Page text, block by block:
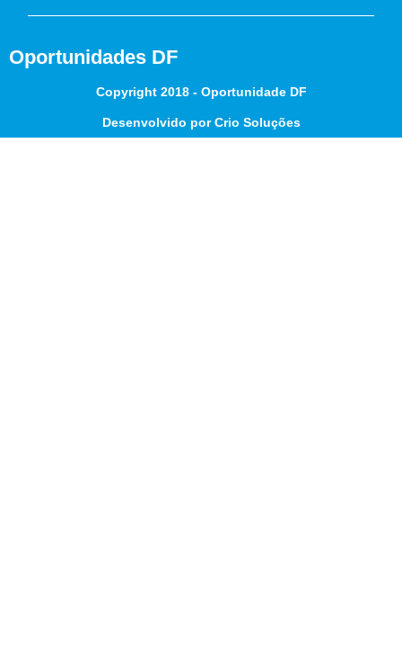
Oportunidades DF
Copyright 2018 - Oportunidade DF
Desenvolvido por Crio Soluções